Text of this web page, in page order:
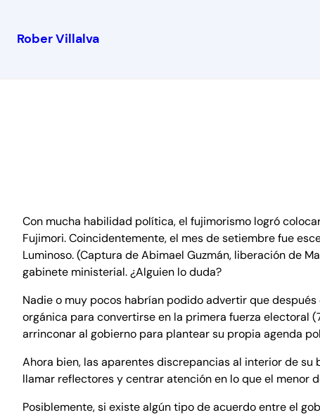
Rober Villalva
Con mucha habilidad política, el fujimorismo logró
Fujimori. Coincidentemente, el mes de setiembre fue
Luminoso. (Captura de Abimael Guzmán, liberación de
gabinete ministerial. ¿Alguien lo duda?
Nadie o muy pocos habrían podido advertir que
orgánica para convertirse en la primera fuerza electoral
arrinconar al gobierno para plantear su propia agenda
Ahora bien, las aparentes discrepancias al interior de
llamar reflectores y centrar atención en lo que el menor
Posiblemente, si existe algún tipo de acuerdo entre el